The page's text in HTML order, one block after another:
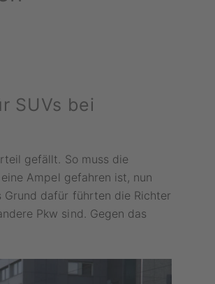
SUVs bei
gefällt. So muss die
Ampel gefahren ist, nun
dafür führten die Richter
Pkw sind. Gegen das